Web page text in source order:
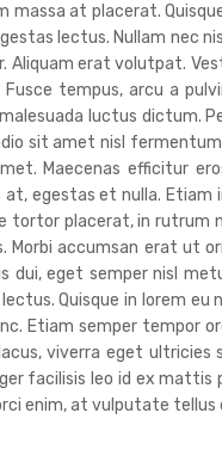
at placerat.
lectus. Nullam nec
erat volutpat.
tempus, arcu a
luctus dictum.
sit amet nisl
Maecenas efficitur
egestas et nulla.
tortor placerat, in
Morbi accumsan erat
eget semper nisl
Quisque in lorem
Etiam semper tempor
viverra eget ultricies
facilisis leo id ex
enim, at vulputate tellus